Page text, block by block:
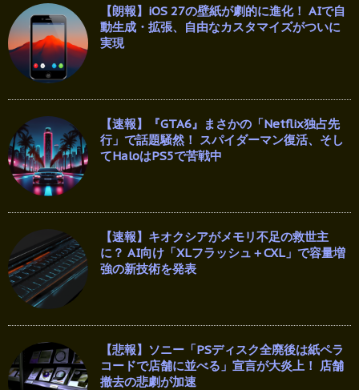
【朗報】iOS 27の壁紙が劇的に進化！ AIで自
動生成・拡張、自由なカスタマイズがついに
実現
【速報】『GTA6』まさかの「Netflix独占先
行」で話題騒然！ スパイダーマン復活、そし
てHaloはPS5で苦戦中
【速報】キオクシアがメモリ不足の救世主
に？ AI向け「XLフラッシュ＋CXL」で容量増
強の新技術を発表
【悲報】ソニー「PSディスク全廃後は紙ペラ
コードで店舗に並べる」宣言が大炎上！ 店舗
撤去の悲劇が加速